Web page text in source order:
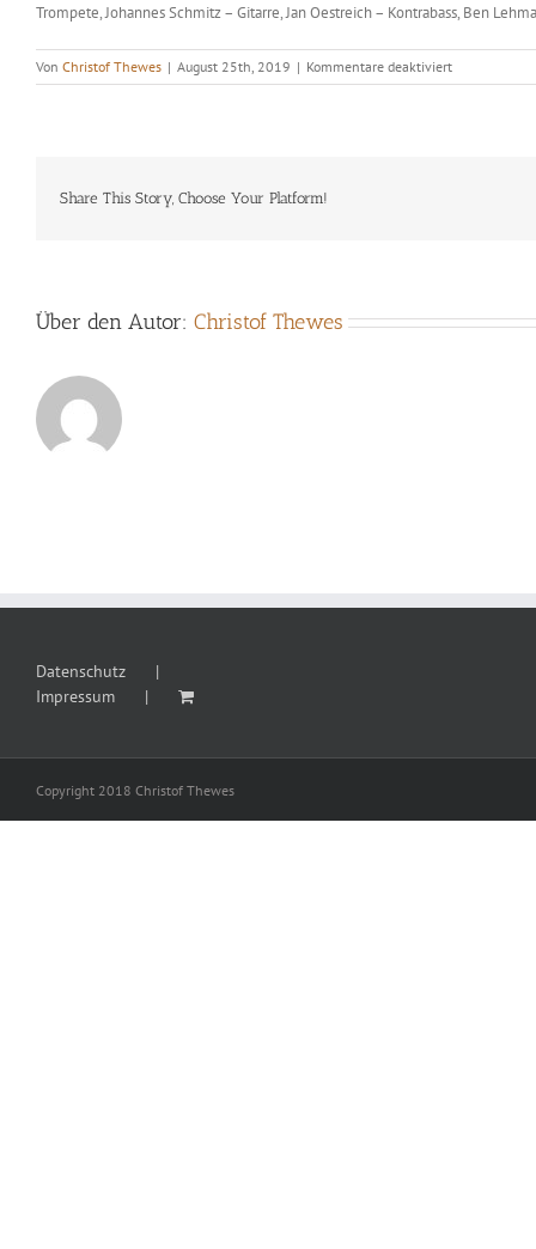
Trompete, Johannes Schmitz – Gitarre, Jan Oestreich – Kontrabass, Ben
Von Christof Thewes | August 25th, 2019 | Kommentare deaktiviertfür
Christof
Share This Story, Choose Your Platform!
Über den Autor: Christof Thewes
Datenschutz
Impressum
Copyright 2018 Christof Thewes